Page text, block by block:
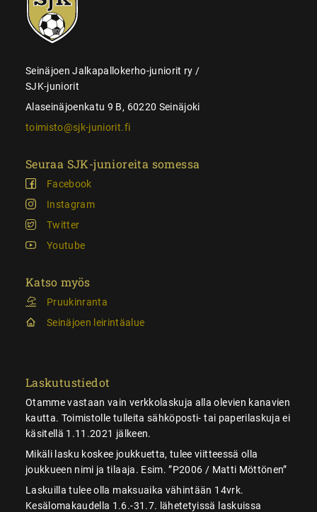
juniorit
Seinäjoen Jalkapallokerho-juniorit ry /
SJK-juniorit
Alaseinäjoenkatu 9 B, 60220 Seinäjoki
toimisto@sjk-juniorit.fi
Seuraa SJK-junioreita somessa
Facebook
Instagram
Twitter
Youtube
Katso myös
Pruukinranta
Seinäjoen leirintäalue
Laskutustiedot
Otamme vastaan vain verkkolaskuja alla olevien kanavien
kautta. Toimistolle tulleita sähköposti- tai paperilaskuja ei
käsitellä 1.11.2021 jälkeen.
Mikäli lasku koskee joukkuetta, tulee viitteessä olla
joukkueen nimi ja tilaaja. Esim. ”P2006 / Matti Möttönen”
Laskuilla tulee olla maksuaika vähintään 14vrk.
Kesälomakaudella 1.6.-31.7. lähetetyissä laskuissa